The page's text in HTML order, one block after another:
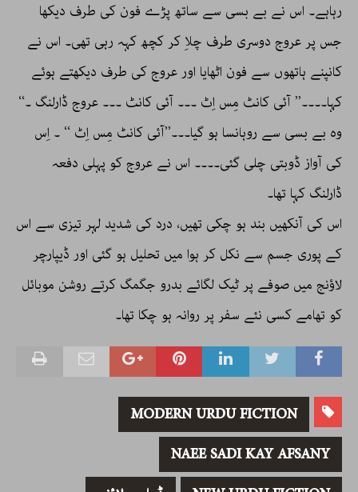
رہاہے۔ اس نے بے بسی سے ساتھ پڑے فون کی طرف دیکھا
جس پر عروج دوسری طرف چلاِ کر کچھ کہہ رہی تھی۔ اس نے
کانپنے ہاتھوں سے فون اٹھایا اور عروج کی طرف دیکھتے ہوئے
کہا۔۔۔۔’’ آئی کانٹ مِس اِٹ ۔۔۔ آئی کانٹ ۔۔۔ عروج ڈارلنگ ۔‘‘
وہ بے بسی سے روہانسا ہو گیا۔۔۔’’آئی کانٹ مِس اِٹ ‘‘ ۔ اِس
کی آواز ڈوبتی چلی گئی۔۔۔۔ اس نے عروج کو پہلی دفعہ
ڈارلنگ کہا تھا۔
اس کی آنکھیں بند ہو چکی تھیں، درد کی شدید لہر تیزی سے اس
کے پوری جسم سے نکل کر ہوا میں تحلیل ہو گئی اور ڈیپارچر
لاؤنج میں صوفے پر ٹیک لگائے بدرو جگمگ کرتے روشن موبائل
کو تھامے کسی نئے سفر پر روانہ ہو چکا تھا۔
MODERN URDU FICTION
NAEE SADI KAY AFSANY